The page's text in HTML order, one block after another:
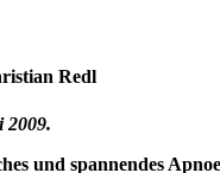
Redl
2009.
und spannendes Apnoe